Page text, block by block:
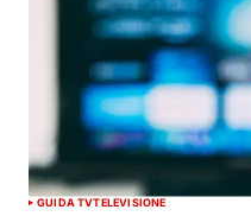
GUIDA TVTELEVISIONE